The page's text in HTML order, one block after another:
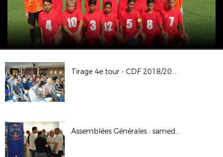
Tirage 4e tour - CDF 2018/2019
Assemblées Générales : samedi 30 juin 2018